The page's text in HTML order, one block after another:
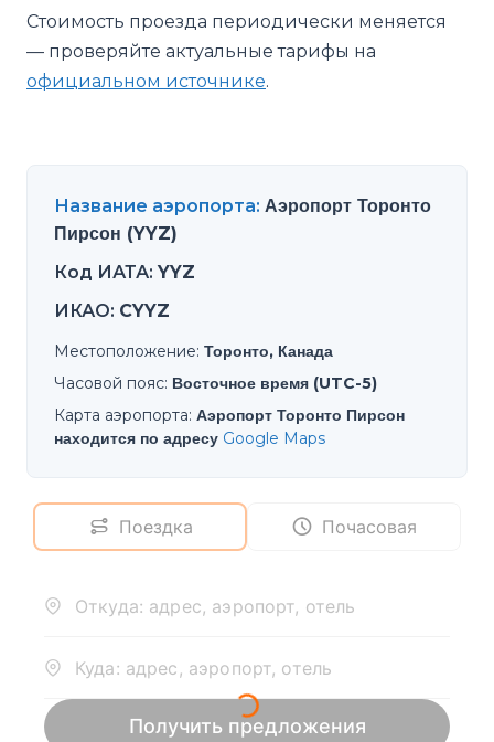
Стоимость проезда периодически меняется
— проверяйте актуальные тарифы на
официальном источнике.
Название аэропорта: Аэропорт Торонто
Пирсон (YYZ)
Код ИАТА: YYZ
ИКАО: CYYZ
Местоположение: Торонто, Канада
Часовой пояс: Восточное время (UTC-5)
Карта аэропорта: Аэропорт Торонто Пирсон
находится по адресу Google Maps